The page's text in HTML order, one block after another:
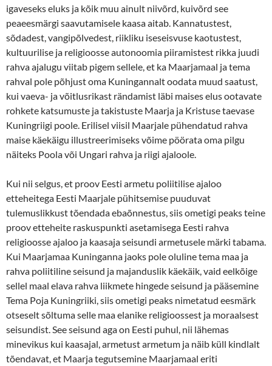
igaveseks eluks ja kõik muu ainult niivõrd, kuivõrd see
peaeesmärgi saavutamisele kaasa aitab. Kannatustest,
sõdadest, vangipõlvedest, riikliku iseseisvuse kaotustest,
kultuurilise ja religioosse autonoomia piiramistest rikka juudi
rahva ajalugu viitab pigem sellele, et ka Maarjamaal ja tema
rahval pole põhjust oma Kuningannalt oodata muud saatust,
kui vaeva- ja võitlusrikast rändamist läbi maises elus ootavate
rohkete katsumuste ja takistuste Maarja ja Kristuse taevase
Kuningriigi poole. Erilisel viisil Maarjale pühendatud rahva
maise käekäigu illustreerimiseks võime pöörata oma pilgu
näiteks Poola või Ungari rahva ja riigi ajaloole.
Kui nii selgus, et proov Eesti armetu poliitilise ajaloo
etteheitega Eesti Maarjale pühitsemise puuduvat
tulemuslikkust tõendada ebaõnnestus, siis ometigi peaks teine
proov etteheite raskuspunkti asetamisega Eesti rahva
religioosse ajaloo ja kaasaja seisundi armetusele märki tabama.
Kui Maarjamaa Kuninganna jaoks pole oluline tema maa ja
rahva poliitiline seisund ja majanduslik käekäik, vaid eelkõige
sellel maal elava rahva liikmete hingede seisund ja pääsemine
Tema Poja Kuningriiki, siis ometigi peaks nimetatud eesmärk
otseselt sõltuma selle maa elanike religioossest ja moraalsest
seisundist. See seisund aga on Eesti puhul, nii lähemas
minevikus kui kaasajal, armetust armetum ja näib küll kindlalt
tõendavat, et Maarja tegutsemine Maarjamaal eriti